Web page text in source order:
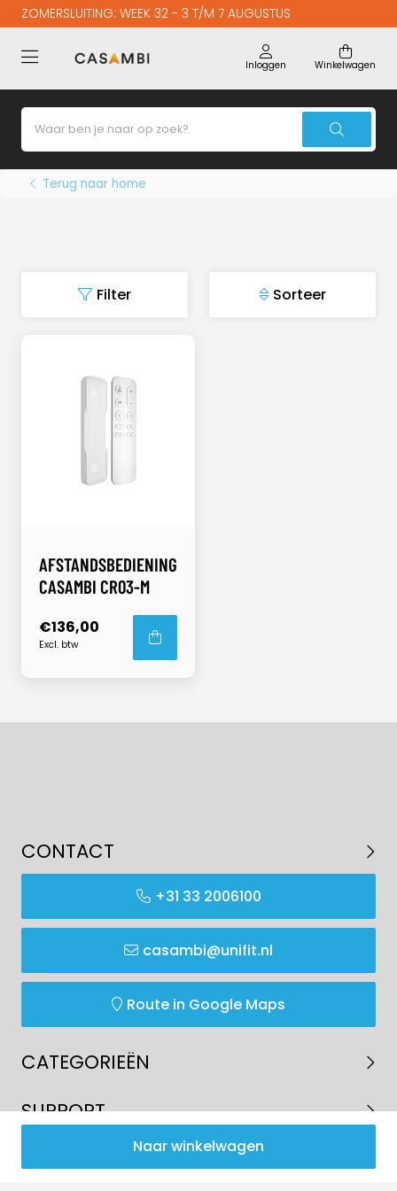
ZOMERSLUITING: WEEK 32 - 3 T/M 7 AUGUSTUS
Inloggen Winkelwagen
Terug naar home
Filter Sorteer
AFSTANDSBEDIENING
CASAMBI CR03-M
€136,00
Excl. btw
CONTACT
+31 33 2006100
casambi@unifit.nl
Route in Google Maps
CATEGORIEËN
SUPPORT
Naar winkelwagen